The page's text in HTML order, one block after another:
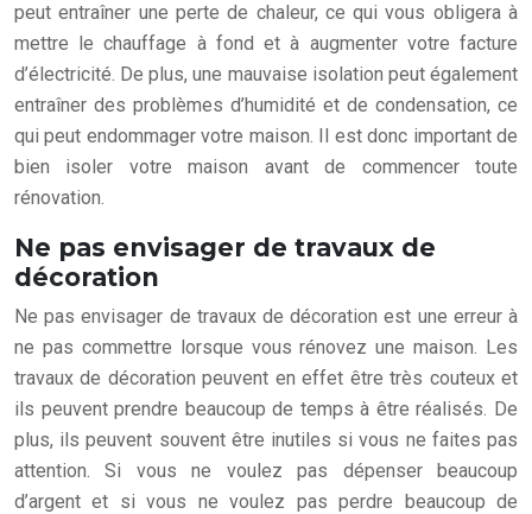
peut entraîner une perte de chaleur, ce qui vous obligera à
mettre le chauffage à fond et à augmenter votre facture
d’électricité. De plus, une mauvaise isolation peut également
entraîner des problèmes d’humidité et de condensation, ce
qui peut endommager votre maison. Il est donc important de
bien isoler votre maison avant de commencer toute
rénovation.
Ne pas envisager de travaux de
décoration
Ne pas envisager de travaux de décoration est une erreur à
ne pas commettre lorsque vous rénovez une maison. Les
travaux de décoration peuvent en effet être très couteux et
ils peuvent prendre beaucoup de temps à être réalisés. De
plus, ils peuvent souvent être inutiles si vous ne faites pas
attention. Si vous ne voulez pas dépenser beaucoup
d’argent et si vous ne voulez pas perdre beaucoup de